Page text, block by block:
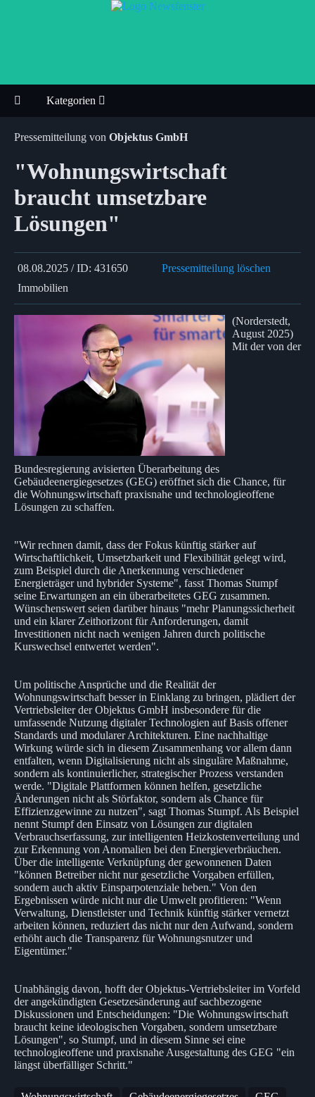
Kategorien
Pressemitteilung von Objektus GmbH
"Wohnungswirtschaft
braucht umsetzbare
Lösungen"
08.08.2025 / ID: 431650
Pressemitteilung löschen
Immobilien
(Norderstedt,
August 2025)
Mit der von der
Bundesregierung avisierten Überarbeitung des
Gebäudeenergiegesetzes (GEG) eröffnet sich die Chance, für
die Wohnungswirtschaft praxisnahe und technologieoffene
Lösungen zu schaffen.
"Wir rechnen damit, dass der Fokus künftig stärker auf
Wirtschaftlichkeit, Umsetzbarkeit und Flexibilität gelegt wird,
zum Beispiel durch die Anerkennung verschiedener
Energieträger und hybrider Systeme", fasst Thomas Stumpf
seine Erwartungen an ein überarbeitetes GEG zusammen.
Wünschenswert seien darüber hinaus "mehr Planungssicherheit
und ein klarer Zeithorizont für Anforderungen, damit
Investitionen nicht nach wenigen Jahren durch politische
Kurswechsel entwertet werden".
Um politische Ansprüche und die Realität der
Wohnungswirtschaft besser in Einklang zu bringen, plädiert der
Vertriebsleiter der Objektus GmbH insbesondere für die
umfassende Nutzung digitaler Technologien auf Basis offener
Standards und modularer Architekturen. Eine nachhaltige
Wirkung würde sich in diesem Zusammenhang vor allem dann
entfalten, wenn Digitalisierung nicht als singuläre Maßnahme,
sondern als kontinuierlicher, strategischer Prozess verstanden
werde. "Digitale Plattformen können helfen, gesetzliche
Änderungen nicht als Störfaktor, sondern als Chance für
Effizienzgewinne zu nutzen", sagt Thomas Stumpf. Als Beispiel
nennt Stumpf den Einsatz von Lösungen zur digitalen
Verbrauchserfassung, zur intelligenten Heizkostenverteilung und
zur Erkennung von Anomalien bei den Energieverbräuchen.
Über die intelligente Verknüpfung der gewonnenen Daten
"können Betreiber nicht nur gesetzliche Vorgaben erfüllen,
sondern auch aktiv Einsparpotenziale heben." Von den
Ergebnissen würde nicht nur die Umwelt profitieren: "Wenn
Verwaltung, Dienstleister und Technik künftig stärker vernetzt
arbeiten können, reduziert das nicht nur den Aufwand, sondern
erhöht auch die Transparenz für Wohnungsnutzer und
Eigentümer."
Unabhängig davon, hofft der Objektus-Vertriebsleiter im Vorfeld
der angekündigten Gesetzesänderung auf sachbezogene
Diskussionen und Entscheidungen: "Die Wohnungswirtschaft
braucht keine ideologischen Vorgaben, sondern umsetzbare
Lösungen", so Stumpf, und in diesem Sinne sei eine
technologieoffene und praxisnahe Ausgestaltung des GEG "ein
längst überfälliger Schritt."